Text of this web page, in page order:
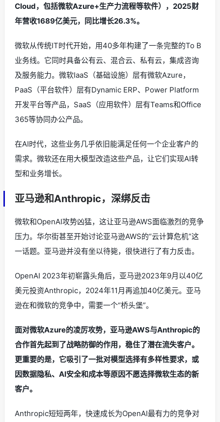
Cloud，包括微软Azure+生产力流程等软件），2025财
年营收1689亿美元，同比增长26.3%。
微软从传统IT时代开始，用40多年构建了一条完整的To B
业务线。它同时具备公有云、混合云、私有云，集成咨询
及服务能力。微软IaaS（基础设施）层有微软Azure，
PaaS（平台软件）层有Dynamic ERP、Power Platform
开发平台等产品，SaaS（应用软件）层有Teams和Office
365等协同办公产品。
在AI时代，这些业务几乎依旧能满足任何一个企业客户的
需求。微软还在用大模型改造这些产品，让它们实现AI转
型和业务增长。
亚马逊和Anthropic，深绑反击
微软和OpenAI攻势凶猛，这让亚马逊AWS面临激烈的竞争
压力。华尔街甚至开始讨论亚马逊AWS的“云计算危机”这
一话题。亚马逊并没有坐以待毙，很快进行了有力反击。
OpenAI 2023年初崭露头角后，亚马逊2023年9月以40亿
美元投资Anthropic，2024年11月再追加40亿美元。亚马
逊在和微软的竞争中，需要一个“桥头堡”。
面对微软Azure的凌厉攻势，亚马逊AWS与Anthropic的
合作首先起到了战略防御的作用，稳住了潜在流失客户。
更重要的是，它吸引了一批对模型选择有多样性要求，或
因数据隐私、AI安全和成本等原因不愿选择微软生态的新
客户。
Anthropic短短两年，快速成长为OpenAI最有力的竞争对